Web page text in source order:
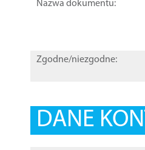
Nazwa dokumentu:
Zgodne/niezgodne:
DANE